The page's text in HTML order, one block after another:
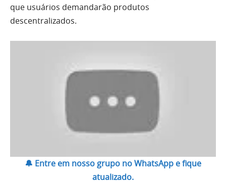
que usuários demandarão produtos
descentralizados.
🔔 Entre em nosso grupo no WhatsApp e fique
atualizado.